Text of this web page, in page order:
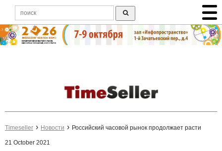
Timeseller Новости Российский часовой рынок продолжает расти
21 October 2021